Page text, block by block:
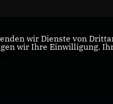
wir Dienste von
wir Ihre Einwilligung.